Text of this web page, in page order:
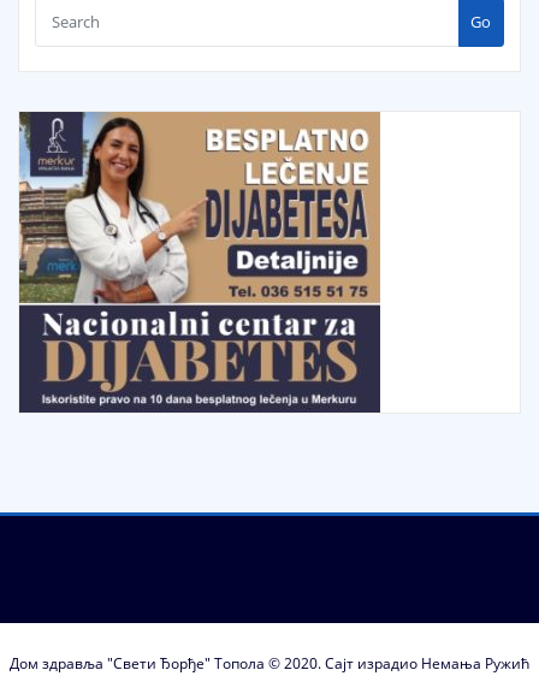
Go
Дом здравља "Свети Ђорђе" Топола © 2020. Сајт израдио Немања Ружић